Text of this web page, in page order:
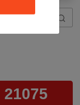
21075